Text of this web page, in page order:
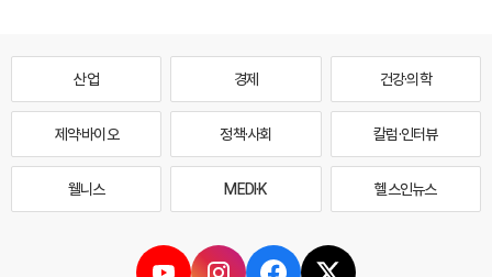
산업 경제 건강·의학
제약·바이오 정책·사회 칼럼·인터뷰
웰니스 MEDI·K 헬스인뉴스